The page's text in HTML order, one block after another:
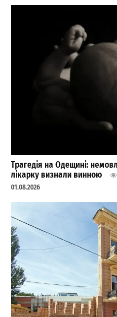
Трагедія на Одещині:
лікарку визнали винною
01.08.2026